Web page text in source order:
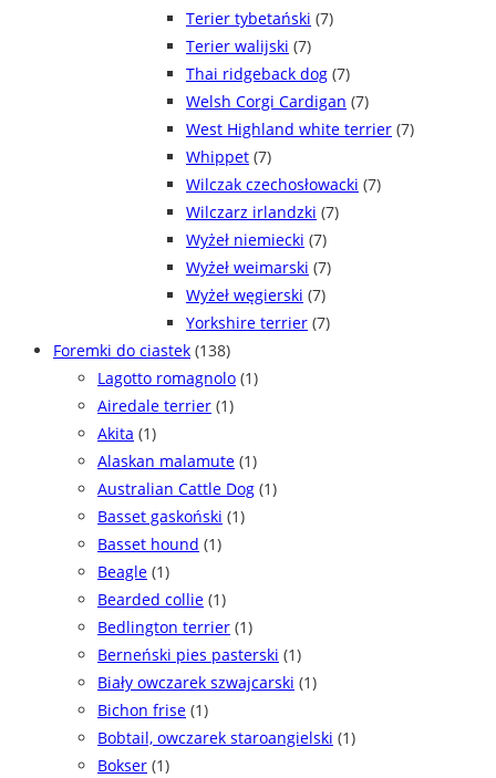
Terier tybetański (7)
Terier walijski (7)
Thai ridgeback dog (7)
Welsh Corgi Cardigan (7)
West Highland white terrier (7)
Whippet (7)
Wilczak czechosłowacki (7)
Wilczarz irlandzki (7)
Wyżeł niemiecki (7)
Wyżeł weimarski (7)
Wyżeł węgierski (7)
Yorkshire terrier (7)
Foremki do ciastek (138)
Lagotto romagnolo (1)
Airedale terrier (1)
Akita (1)
Alaskan malamute (1)
Australian Cattle Dog (1)
Basset gaskoński (1)
Basset hound (1)
Beagle (1)
Bearded collie (1)
Bedlington terrier (1)
Berneński pies pasterski (1)
Biały owczarek szwajcarski (1)
Bichon frise (1)
Bobtail, owczarek staroangielski (1)
Bokser (1)